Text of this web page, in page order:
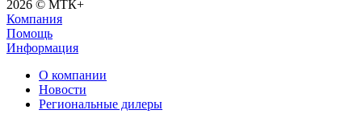
2026 © МТК+
Компания
Помощь
Информация
О компании
Новости
Региональные дилеры